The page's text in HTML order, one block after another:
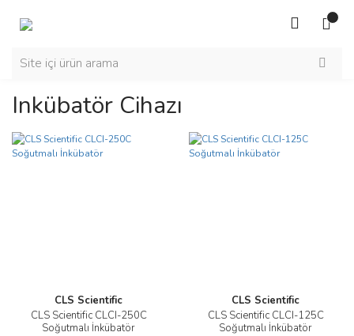
Inkübatör Cihazı
CLS Scientific
CLS Scientific CLCI-250C
Soğutmalı İnkübatör
CLS Scientific
CLS Scientific CLCI-125C
Soğutmalı İnkübatör